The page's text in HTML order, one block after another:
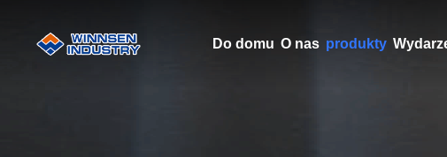
Do domu O nas produkty